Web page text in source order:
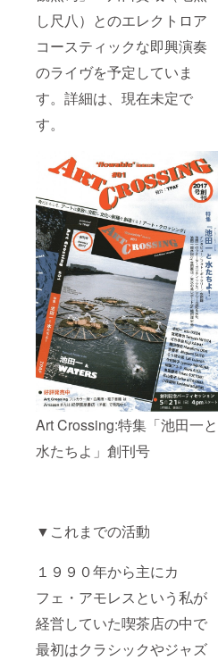
し尺八）とのエレクトロア
コースティックな即興演奏
のライヴを予定していま
す。詳細は、現在未定で
す。
Art Crossing:特集「池田一と
水たちよ」創刊号
▼これまでの活動
１９９０年から主にカ
フェ・アモレスという私が
経営していた喫茶店の中で
最初はクラシックやジャズ